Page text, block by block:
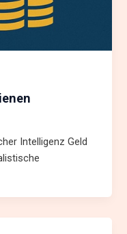
Intelligenz Geld